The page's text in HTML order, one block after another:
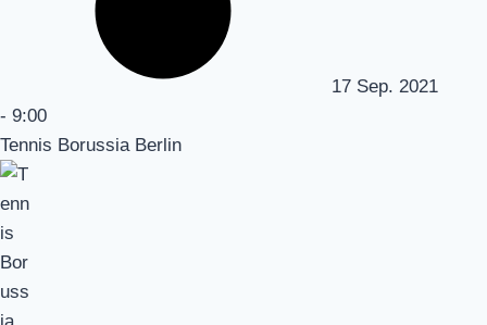
17 Sep. 2021
- 9:00
Tennis Borussia Berlin